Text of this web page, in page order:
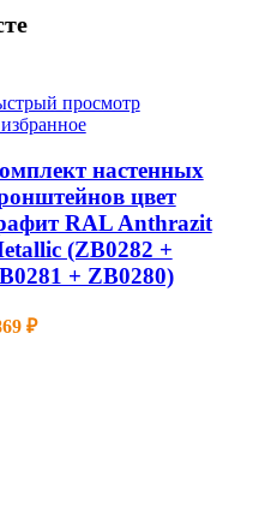
просмотр
настенных
цвет
RAL Anthrazit
(ZB0282 +
+ ZB0280)
₽